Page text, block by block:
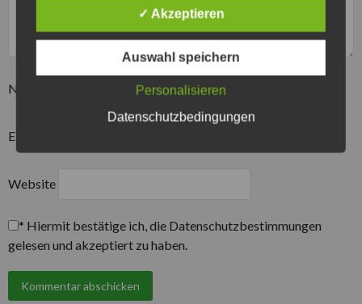
Name
E-Mail-Adresse
Website
* Hiermit bestätige ich, die Datenschutzbestimmungen
gelesen und akzeptiert zu haben.
✓ Akzeptieren
Auswahl speichern
Personalisieren
Datenschutzbedingungen